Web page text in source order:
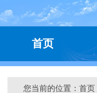
首页
您当前的位置： 首页